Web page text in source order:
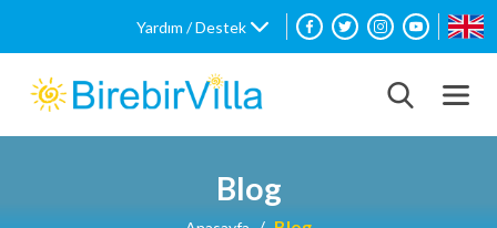
Yardım / Destek
Blog